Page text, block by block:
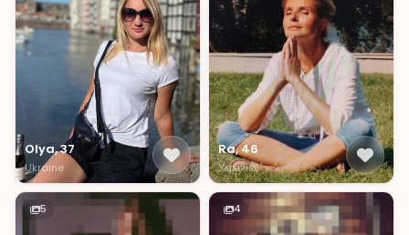
Olya, 37
Ukraine
Ra, 46
Украина
5 4